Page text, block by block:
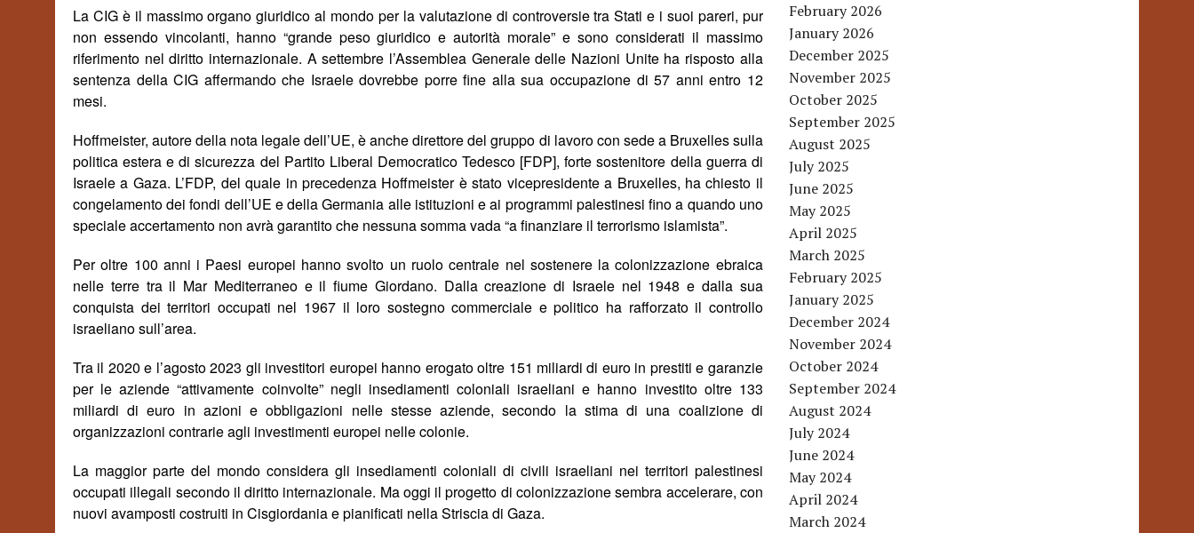
La CIG è il massimo organo giuridico al mondo per la valutazione di controversie tra Stati e i suoi pareri, pur
non essendo vincolanti, hanno “grande peso giuridico e autorità morale” e sono considerati il massimo
riferimento nel diritto internazionale. A settembre l’Assemblea Generale delle Nazioni Unite ha risposto alla
sentenza della CIG affermando che Israele dovrebbe porre fine alla sua occupazione di 57 anni entro 12
mesi.
Hoffmeister, autore della nota legale dell’UE, è anche direttore del gruppo di lavorocon sede a Bruxellessulla
politica estera e di sicurezza del Partito Liberal Democratico Tedesco [FDP], forte sostenitore della guerra di
Israele a Gaza. L’FDP, del quale in precedenza Hoffmeister è stato vicepresidente a Bruxelles, ha chiesto il
congelamento dei fondi dell’UE e della Germania alle istituzioni e ai programmi palestinesi fino a quando uno
specialeaccertamento non avrà garantito che nessuna somma vada “a finanziare il terrorismo islamista”.
Per oltre 100 anni i Paesi europei hanno svolto un ruolo centrale nel sostenere la colonizzazione ebraica
nelle terre tra il Mar Mediterraneo e il fiume Giordano. Dalla creazione di Israele nel 1948 e dalla sua
conquista dei territori occupati nel 1967 il loro sostegno commerciale e politico ha rafforzato il controllo
israeliano sull’area.
Tra il 2020 e l’agosto 2023 gli investitori europei hanno erogatooltre 151 miliardi di euro in prestiti e garanzie
per le aziende “attivamente coinvolte” negli insediamenti coloniali israeliani e hanno investito oltre 133
miliardi di euro in azioni e obbligazioni nelle stesse aziende, secondo la stima di una coalizione di
organizzazioni contrarie agli investimenti europei nelle colonie.
La maggior parte del mondo considera gli insediamenti coloniali di civili israeliani nei territori palestinesi
occupati illegali secondo il diritto internazionale. Ma oggi il progetto di colonizzazione sembra accelerare, con
nuovi avamposti costruiti in Cisgiordania e pianificati nella Striscia di Gaza.
February 2026
January 2026
December 2025
November 2025
October 2025
September 2025
August 2025
July 2025
June 2025
May 2025
April 2025
March 2025
February 2025
January 2025
December 2024
November 2024
October 2024
September 2024
August 2024
July 2024
June 2024
May 2024
April 2024
March 2024